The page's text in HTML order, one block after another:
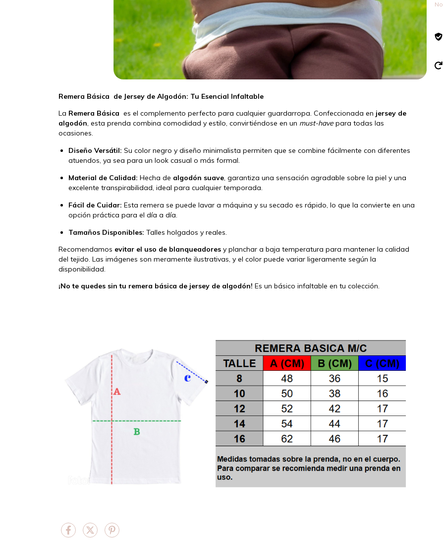
Remera Básica de Jersey de Algodón: Tu Esencial Infaltable
La Remera Básica es el complemento perfecto para cualquier guardarropa. Confeccionada en jersey de
algodón, esta prenda combina comodidad y estilo, convirtiéndose en un must-have para todas las
ocasiones.
Diseño Versátil: Su color negro y diseño minimalista permiten que se combine fácilmente con diferentes
atuendos, ya sea para un look casual o más formal.
Material de Calidad: Hecha de algodón suave, garantiza una sensación agradable sobre la piel y una
excelente transpirabilidad, ideal para cualquier temporada.
Fácil de Cuidar: Esta remera se puede lavar a máquina y su secado es rápido, lo que la convierte en una
opción práctica para el día a día.
Tamaños Disponibles: Talles holgados y reales.
Recomendamos evitar el uso de blanqueadores y planchar a baja temperatura para mantener la calidad
del tejido. Las imágenes son meramente ilustrativas, y el color puede variar ligeramente según la
disponibilidad.
¡No te quedes sin tu remera básica de jersey de algodón! Es un básico infaltable en tu colección.